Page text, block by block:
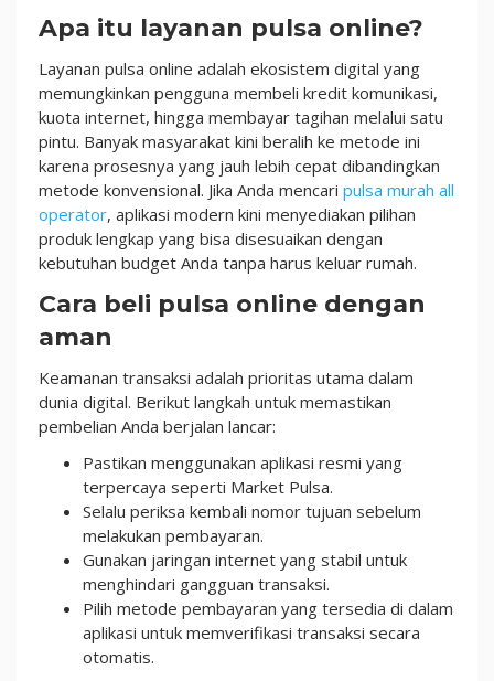
Apa itu layanan pulsa online?
Layanan pulsa online adalah ekosistem digital yang
memungkinkan pengguna membeli kredit komunikasi,
kuota internet, hingga membayar tagihan melalui satu
pintu. Banyak masyarakat kini beralih ke metode ini
karena prosesnya yang jauh lebih cepat dibandingkan
metode konvensional. Jika Anda mencari pulsa murah all
operator, aplikasi modern kini menyediakan pilihan
produk lengkap yang bisa disesuaikan dengan
kebutuhan budget Anda tanpa harus keluar rumah.
Cara beli pulsa online dengan
aman
Keamanan transaksi adalah prioritas utama dalam
dunia digital. Berikut langkah untuk memastikan
pembelian Anda berjalan lancar:
Pastikan menggunakan aplikasi resmi yang
terpercaya seperti Market Pulsa.
Selalu periksa kembali nomor tujuan sebelum
melakukan pembayaran.
Gunakan jaringan internet yang stabil untuk
menghindari gangguan transaksi.
Pilih metode pembayaran yang tersedia di dalam
aplikasi untuk memverifikasi transaksi secara
otomatis.